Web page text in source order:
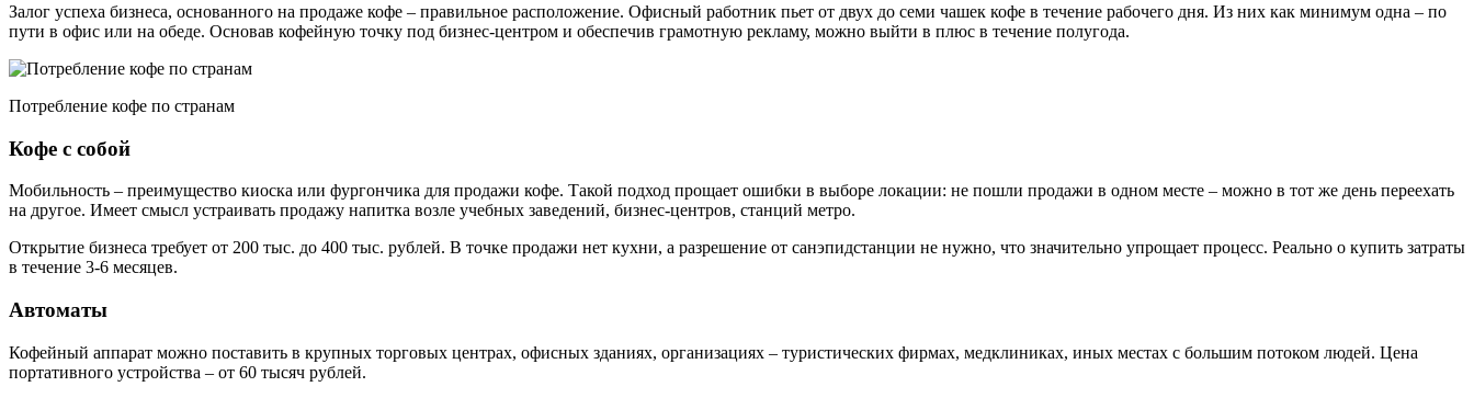
Залог успеха бизнеса, основанного на продаже кофе – правильное расположение. Офисный работник пьет от двух до семи чашек кофе в течение рабочего дня. Из них как минимум одна – по
пути в офис или на обеде. Основав кофейную точку под бизнес-центром и обеспечив грамотную рекламу, можно выйти в плюс в течение полугода.
Потребление кофе по странам
Кофе с собой
Мобильность – преимущество киоска или фургончика для продажи кофе. Такой подход прощает ошибки в выборе локации: не пошли продажи в одном месте – можно в тот же день переехать
на другое. Имеет смысл устраивать продажу напитка возле учебных заведений, бизнес-центров, станций метро.
Открытие бизнеса требует от 200 тыс. до 400 тыс. рублей. В точке продажи нет кухни, а разрешение от санэпидстанции не нужно, что значительно упрощает процесс. Реально о купить затраты
в течение 3-6 месяцев.
Автоматы
Кофейный аппарат можно поставить в крупных торговых центрах, офисных зданиях, организациях – туристических фирмах, медклиниках, иных местах с большим потоком людей. Цена
портативного устройства – от 60 тысяч рублей.